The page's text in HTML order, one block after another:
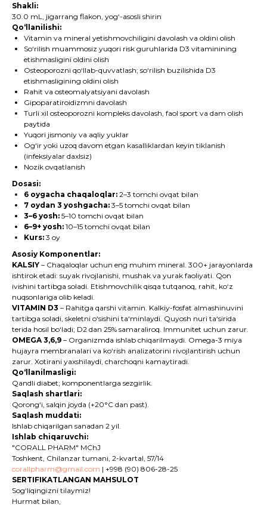
Shakli:
30.0 mL, jigarrang flakon, yog‘-asosli shirin
Qo‘llanilishi:
Vitamin va mineral yetishmovchiligini davolash va oldini olish
So‘rilish muammosiz yuqori risk guruhlarida D3 vitaminining
etishmasligini oldini olish
Osteoporozni qo‘llab-quvvatlash; so‘rilish buzilishida D3
etishmasligining oldini olish
Rahit va osteomalyatsiyani davolash
Gipoparatiroidizmni davolash
Turli xil osteoporozni kompleks davolash, faol sport va dam olish
paytida
Yuqori jismoniy va aqliy yuklar
Og‘ir yoki uzoq davom etgan kasalliklardan keyin tiklanish
(infeksiyalar daxlsiz)
Nozik ovqatlanish
Dosasi:
6 oygacha chaqaloqlar: 2–3 tomchi ovqat bilan
7 oydan 3 yoshgacha: 3–5 tomchi ovqat bilan
3–6 yosh: 5–10 tomchi ovqat bilan
6–9+ yosh: 10–15 tomchi ovqat bilan
Kurs: 3 oy
Asosiy Komponentlar:
KALSIY – Chaqaloqlar uchun eng muhim mineral. 300+ jarayonlarda
ishtirok etadi: suyak rivojlanishi, mushak va yurak faoliyati. Qon
ivishini tartibga soladi. Etishmovchilik qisqa tutqanoq, rahit, ko‘z
nuqsonlariga olib keladi.
VITAMIN D3 – Rahitga qarshi vitamin. Kalkiy-fosfat almashinuvini
tartibga soladi, skeletni o‘sishini ta‘minlaydi. Quyosh nuri ta‘sirida
terida hosil bo‘ladi; D2 dan 25% samaraliroq. Immunitet uchun zarur.
OMEGA 3,6,9 – Organizmda ishlab chiqarilmaydi. Omega-3 miya
hujayra membranalari va ko‘rish analizatorini rivojlantirish uchun
zarur. Xotirani yaxshilaydi, charchoqni kamaytiradi.
Qo‘llanilmasligi:
Qandli diabet; komponentlarga sezgirlik.
Saqlash shartlari:
Qorong‘i, salqin joyda (+20°C dan past).
Saqlash muddati:
Ishlab chiqarilgan sanadan 2 yil.
Ishlab chiqaruvchi:
"CORALL PHARM" MChJ
Toshkent, Chilanzar tumani, 2-kvartal, 57/14
corallpharm@gmail.com | +998 (90) 806-28-25
SERTIFIKATLANGAN MAHSULOT
Sog‘liqingizni tilaymiz!
Hurmat bilan,